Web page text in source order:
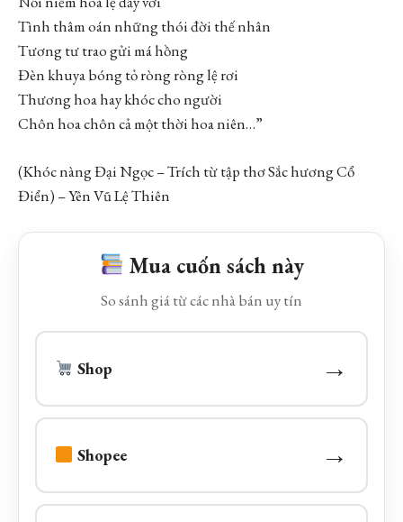
Tình thâm oán những thói đời thế nhân
Tương tư trao gửi má hồng
Đèn khuya bóng tỏ ròng ròng lệ rơi
Thương hoa hay khóc cho người
Chôn hoa chôn cả một thời hoa niên…”
(Khóc nàng Đại Ngọc – Trích từ tập thơ Sắc hương Cổ
Điển) – Yên Vũ Lệ Thiên
Mua cuốn sách này
So sánh giá từ các nhà bán uy tín
Shop →
Shopee →